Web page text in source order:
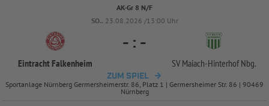
AK-Gr 8 N/F
SO.. 23.08.2026 /13:00 Uhr
Eintracht Falkenheim
- : -
SV Maiach-Hinterhof Nbg.
ZUM SPIEL
Sportanlage Nürnberg Germersheimerstr. 86, Platz 1 | Germersheimer Str. 86 | 90469
Nürnberg